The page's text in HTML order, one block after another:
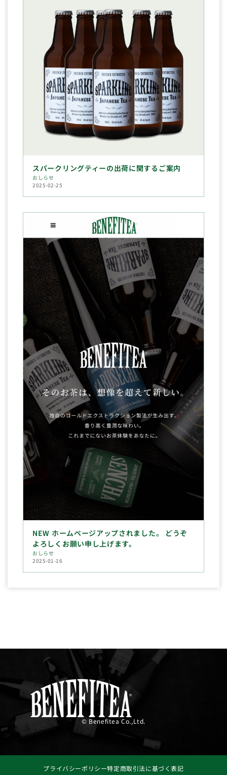
スパークリングティーの出荷に関するご案内
おしらせ
2025-02-25
NEW ホームページアップされました。 どうぞ
よろしくお願い申し上げます。
おしらせ
2025-01-16
© Benefitea Co.,Ltd.
プライバシーポリシー特定商取引法に基づく表記